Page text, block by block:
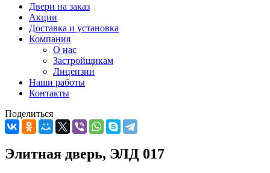
Двери на заказ
Акции
Доставка и установка
Компания
О нас
Застройщикам
Лицензии
Наши работы
Контакты
Поделиться
Элитная дверь, ЭЛД 017